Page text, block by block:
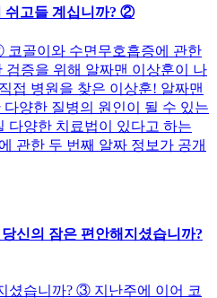
쉬고들 계십니까? ②
코골이와 수면무호흡증에 관한
검증을 위해 알짜맨 이상훈이 나
접 병원을 찾은 이상훈! 알짜맨
양한 질병의 원인이 될 수 있는
다양한 치료법이 있다고 하는
관한 두 번째 알짜 정보가 공개
신의 잠은 편안해지셨습니까?
셨습니까? ③ 지난주에 이어 코